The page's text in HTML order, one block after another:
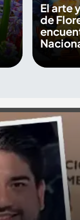
El arte
de